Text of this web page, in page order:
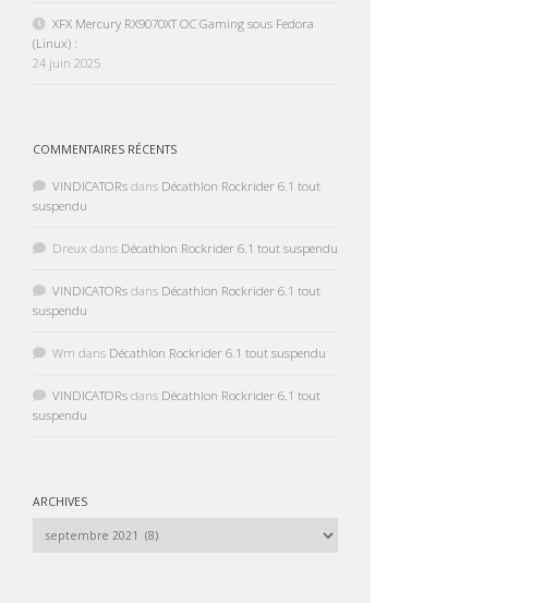
XFX Mercury RX9070XT OC Gaming sous Fedora
(Linux) :
24 juin 2025
COMMENTAIRES RÉCENTS
VINDICATORs dans Décathlon Rockrider 6.1 tout
suspendu
Dreux dans Décathlon Rockrider 6.1 tout suspendu
VINDICATORs dans Décathlon Rockrider 6.1 tout
suspendu
Wm dans Décathlon Rockrider 6.1 tout suspendu
VINDICATORs dans Décathlon Rockrider 6.1 tout
suspendu
ARCHIVES